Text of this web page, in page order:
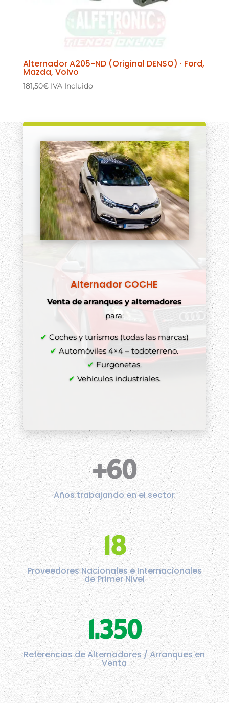
Alternador A205-ND (Original DENSO) · Ford,
Mazda, Volvo
181,50€ IVA Incluido
Alternador COCHE
Venta de arranques y alternadores
para:
✔ Coches y turismos (todas las marcas)
✔ Automóviles 4×4 – todoterreno.
✔ Furgonetas.
✔ Vehículos industriales.
+60
Años trabajando en el sector
18
Proveedores Nacionales e Internacionales
de Primer Nivel
1.350
Referencias de Alternadores / Arranques en
Venta